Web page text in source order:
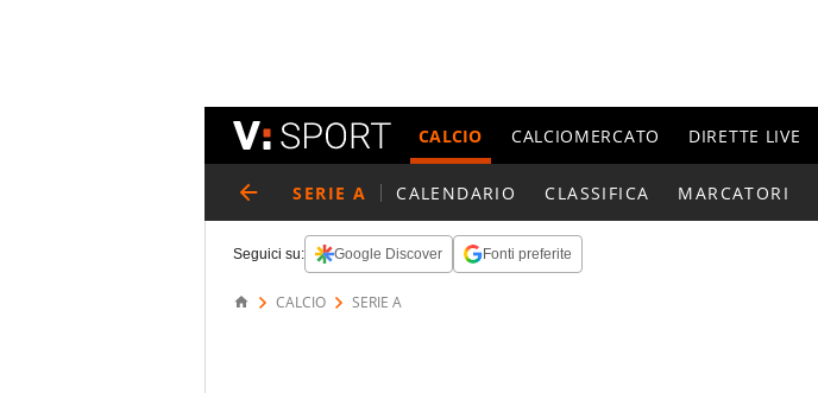
CALCIO CALCIOMERCATO DIRETTE LIVE
SERIE A CALENDARIO CLASSIFICA MARCATORI
Seguici su: Google Discover Fonti preferite
CALCIO SERIE A